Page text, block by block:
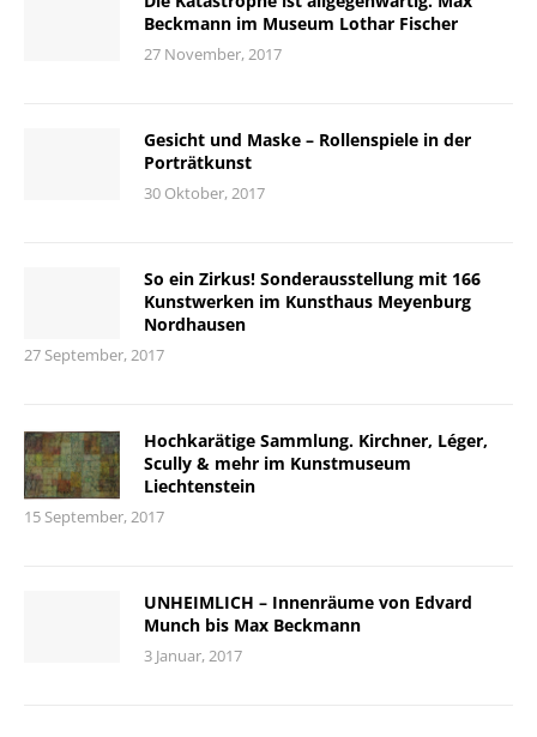
Beckmann im Museum Lothar Fischer
27 November, 2017
Gesicht und Maske – Rollenspiele in der
Porträtkunst
30 Oktober, 2017
So ein Zirkus! Sonderausstellung mit 166
Kunstwerken im Kunsthaus Meyenburg
Nordhausen
27 September, 2017
Hochkarätige Sammlung. Kirchner, Léger,
Scully & mehr im Kunstmuseum
Liechtenstein
15 September, 2017
UNHEIMLICH – Innenräume von Edvard
Munch bis Max Beckmann
3 Januar, 2017